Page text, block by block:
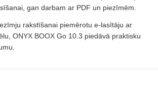
gan darbam ar PDF un piezīmēm.
rakstīšanai piemērotu e-lasītāju ar
ONYX BOOX Go 10.3 piedāvā praktisku